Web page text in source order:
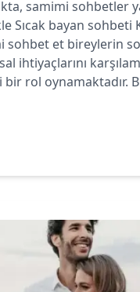
samimi sohbetler
Sıcak bayan sohbeti
sohbet et bireylerin
ihtiyaçlarını
bir rol oynamaktadır.